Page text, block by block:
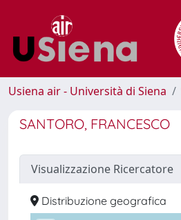
Usiena air - Università di Siena
SANTORO, FRANCESCO
Visualizzazione Ricercatore
Distribuzione geografica